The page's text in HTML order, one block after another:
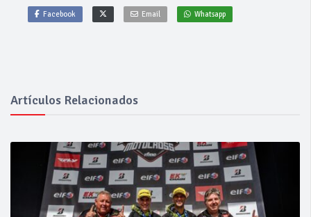
Facebook Email Whatsapp
Artículos Relacionados